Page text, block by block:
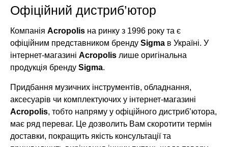
Офіційний дистриб’ютор
Компанія Acropolis на ринку з 1996 року та є
офіційним представником бренду Sigma в Україні. У
інтернет-магазині Acropolis лише оригінальна
продукція бренду Sigma.
Придбання музичних інструментів, обладнання,
аксесуарів чи комплектуючих у інтернет-магазині
Acropolis, тобто напряму у офіційного дистриб’ютора,
має ряд переваг. Це дозволить Вам скоротити термін
доставки, покращить якість консультації та